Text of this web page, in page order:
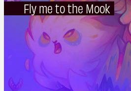
Fly me to the Mook